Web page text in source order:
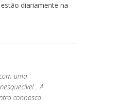
diariamente na
uma
A
connosco